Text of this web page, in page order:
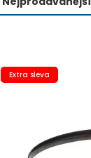
Extra sleva